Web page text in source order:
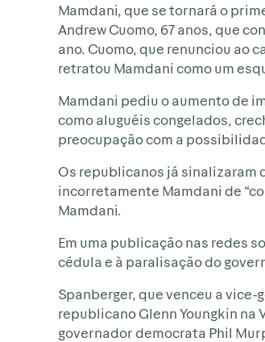
Mamdani, que se tornará o
Andrew Cuomo, 67 anos, que
ano. Cuomo, que renunciou ao
retratou Mamdani como um
Mamdani pediu o aumento de
como aluguéis congelados,
preocupação com a
Os republicanos já sinalizaram
incorretamente Mamdani de
Mamdani.
Em uma publicação nas redes
cédula e à paralisação do
Spanberger, que venceu a
republicano Glenn Youngkin
governador democrata Phil